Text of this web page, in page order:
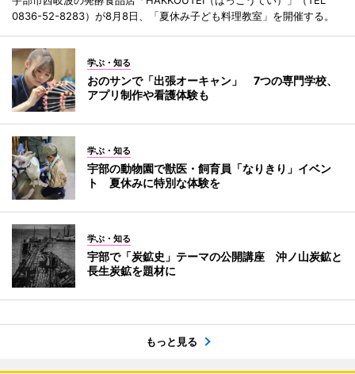
0836-52-8283）が8月8日、「夏休み子ども料理教室」を開催する。
学ぶ・知る
おのサンで「出張オーキャン」 7つの専門学校、
アプリ制作や看護体験も
学ぶ・知る
宇部の動物園で獣医・飼育員「なりきり」イベン
ト 夏休みに特別な体験を
学ぶ・知る
宇部で「炭鉱史」テーマの公開講座 沖ノ山炭鉱と
長生炭鉱を題材に
もっと見る